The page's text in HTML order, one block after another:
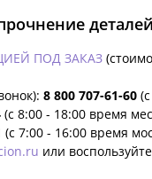
ПОД ЗАКАЗ
8 800 707-61-60
(с 8:00 - 18:00 время
(с 7:00 - 16:00 время
или